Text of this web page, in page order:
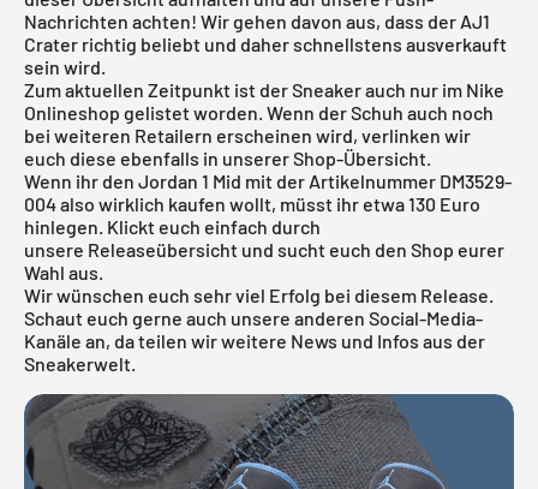
Nachrichten achten! Wir gehen davon aus, dass der AJ1
Crater richtig beliebt und daher schnellstens ausverkauft
sein wird.
Zum aktuellen Zeitpunkt ist der Sneaker auch nur im Nike
Onlineshop gelistet worden. Wenn der Schuh auch noch
bei weiteren Retailern erscheinen wird, verlinken wir
euch diese ebenfalls in unserer Shop-Übersicht.
Wenn ihr den Jordan 1 Mid mit der Artikelnummer DM3529-
004 also wirklich kaufen wollt, müsst ihr etwa 130 Euro
hinlegen. Klickt euch einfach durch
unsere Releaseübersicht und sucht euch den Shop eurer
Wahl aus.
Wir wünschen euch sehr viel Erfolg bei diesem Release.
Schaut euch gerne auch unsere anderen Social-Media-
Kanäle an, da teilen wir weitere News und Infos aus der
Sneakerwelt.